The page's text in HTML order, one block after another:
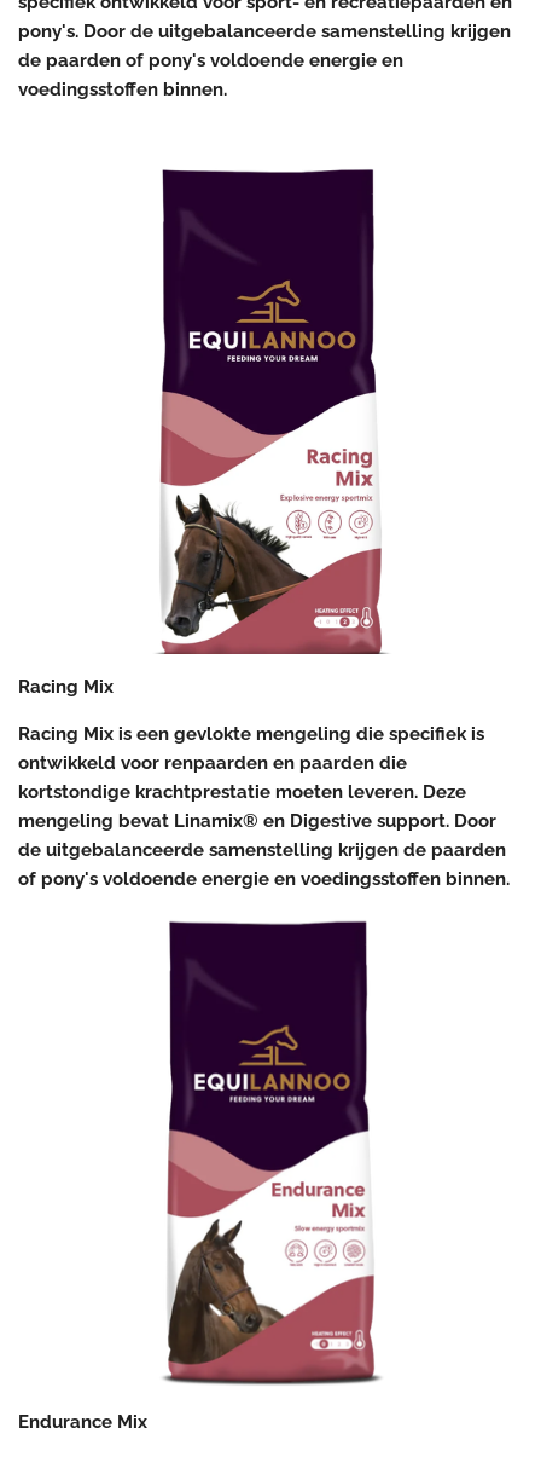
pony's. Door de uitgebalanceerde samenstelling krijgen
de paarden of pony's voldoende energie en
voedingsstoffen binnen.
Racing Mix
Racing Mix is een gevlokte mengeling die specifiek is
ontwikkeld voor renpaarden en paarden die
kortstondige krachtprestatie moeten leveren. Deze
mengeling bevat Linamix® en Digestive support. Door
de uitgebalanceerde samenstelling krijgen de paarden
of pony's voldoende energie en voedingsstoffen binnen.
Endurance Mix